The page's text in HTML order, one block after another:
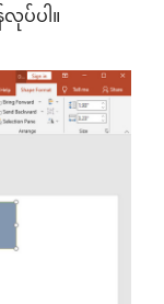
ပ်ပါ။